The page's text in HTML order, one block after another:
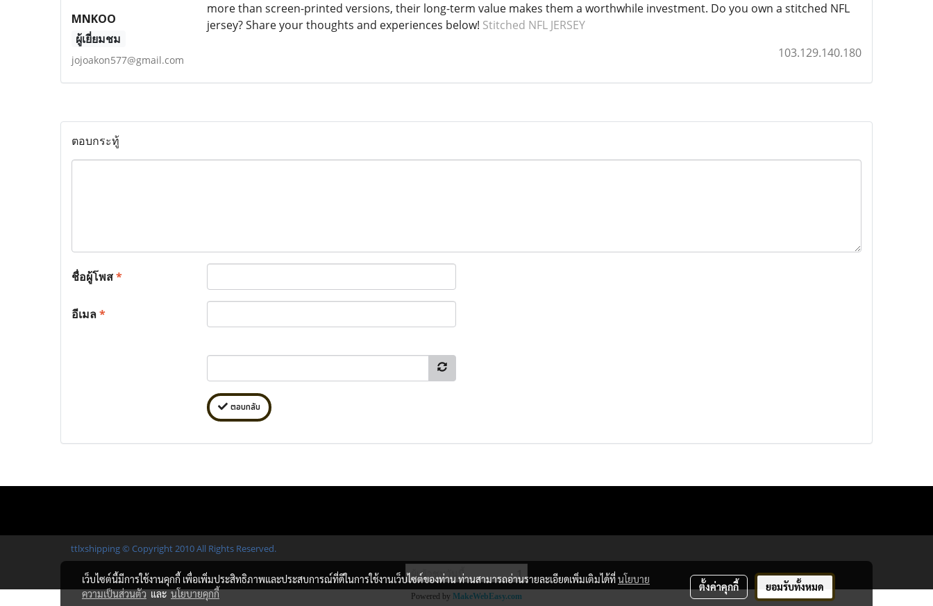
MNKOO
ผู้เยี่ยมชม
jojoakon577@gmail.com
more than screen-printed versions, their long-term value makes them a worthwhile investment. Do you own a stitched NFL
jersey? Share your thoughts and experiences below! Stitched NFL JERSEY
103.129.140.180
ตอบกระทู้
ชื่อผู้โพส*
อีเมล*
ตอบกลับ
ttlxshipping © Copyright 2010 All Rights Reserved.
ผู้เข้าชมวันนี้
Powered by MakeWebEasy.com
เว็บไซต์นี้มีการใช้งานคุกกี้ เพื่อเพิ่มประสิทธิภาพและประสบการณ์ที่ดีในการใช้งานเว็บไซต์ของท่าน ท่านสามารถอ่านรายละเอียดเพิ่มเติมได้ที่นโยบาย
ความเป็นส่วนตัวและนโยบายคุกกี้
ตั้งค่าคุกกี้ ยอมรับทั้งหมด